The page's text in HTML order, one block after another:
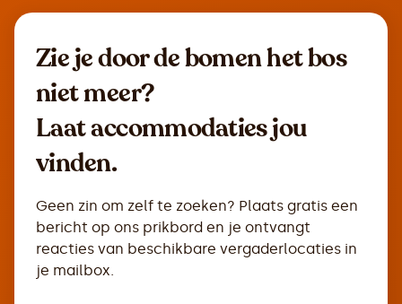
Zie je door de bomen het bos
niet meer?
Laat accommodaties jou
vinden.
Geen zin om zelf te zoeken? Plaats gratis een
bericht op ons prikbord en je ontvangt
reacties van beschikbare vergaderlocaties in
je mailbox.